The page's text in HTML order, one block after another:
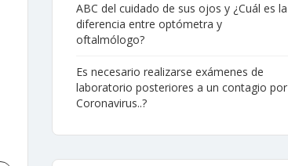
ABC del cuidado de sus ojos y ¿Cuál es la
diferencia entre optómetra y
oftalmólogo?
Es necesario realizarse exámenes de
laboratorio posteriores a un contagio por
Coronavirus..?